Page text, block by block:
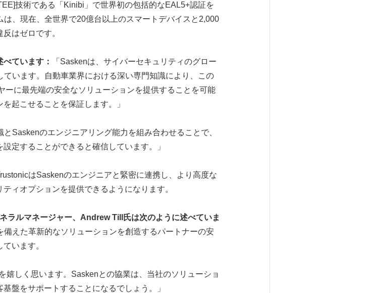
技術である「Kinibi」で世界初の包括的なEAL5+認証を
、現在、全世界で20億台以上のスマートデバイスと2,000
はゼロです。
ています：
「Saskenは、サイバーセキュリティのグロー
います。自動車業界における深い専門知識により、この
ーに最先端の安全なソリューションを提供することを可能
起こせることを保証します。」
Saskenのエンジニアリング能力を組み合わせることで、
定することができると確信しています。」
はSaskenのエンジニアと緊密に連携し、より高度な
ィオプションを提供できるようになります。
ラルマネージャー、 Andrew Till
氏は次のように述べていま
えた革新的なソリューションを創造するパートナーの安
います。
嬉しく思います。Saskenとの協業は、当社のソリューショ
盤をサポートすることになるでしょう。」